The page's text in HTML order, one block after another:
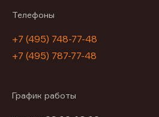
Телефоны
+7 (495) 748-77-48
+7 (495) 787-77-48
График работы